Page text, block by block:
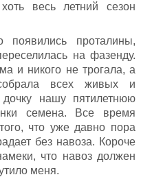
весь летний сезон
проталины,
на фазенду.
и никого не трогала, а
всех живых и
нашу пятилетнюю
семена. Все время
что уже давно пора
без навоза. Короче
что навоз должен
меня.